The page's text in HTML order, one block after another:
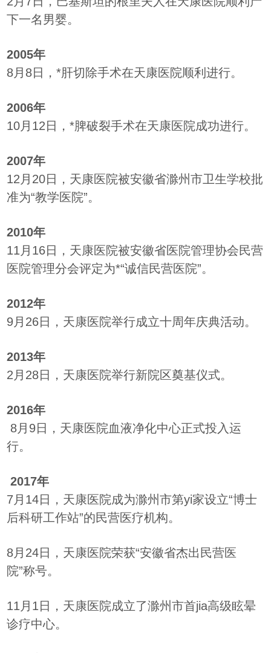
下一名男婴。
2005年
8月8日，*肝切除手术在天康医院顺利进行。
2006年
10月12日，*脾破裂手术在天康医院成功进行。
2007年
12月20日，天康医院被安徽省滁州市卫生学校批
准为“教学医院”。
2010年
11月16日，天康医院被安徽省医院管理协会民营
医院管理分会评定为*“诚信民营医院”。
2012年
9月26日，天康医院举行成立十周年庆典活动。
2013年
2月28日，天康医院举行新院区奠基仪式。
2016年
8月9日，天康医院血液净化中心正式投入运
行。
2017年
7月14日，天康医院成为滁州市第yi家设立“博士
后科研工作站”的民营医疗机构。
8月24日，天康医院荣获“安徽省杰出民营医
院”称号。
11月1日，天康医院成立了滁州市首jia高级眩晕
诊疗中心。